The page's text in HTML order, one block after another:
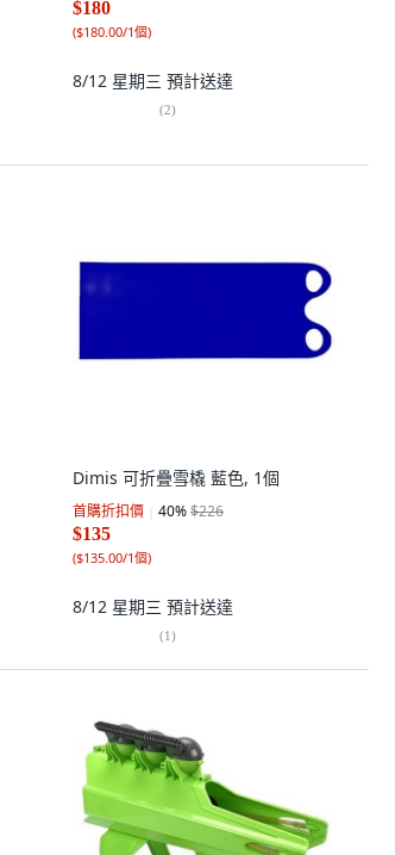
$180
($180.00/1個)
8/12 星期三 預計送達
(2)
Dimis 可折疊雪橇 藍色, 1個
首購折扣價 40%$226
$135
($135.00/1個)
8/12 星期三 預計送達
(1)